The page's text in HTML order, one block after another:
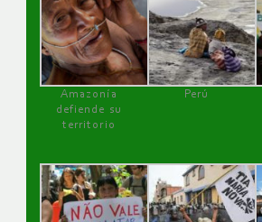
Amazonía
defiende su
territorio
Perú